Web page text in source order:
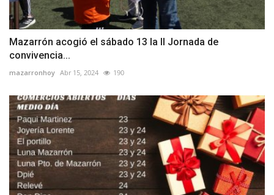
Mazarrón acogió el sábado 13 la II Jornada de
convivencia...
mazarronhoy Abr 15, 2024 190